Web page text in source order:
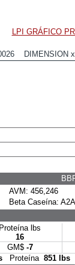
LPI GRÁFICO
DIMENSION x
AVM: 456,246
Beta Caseína:
Proteína lbs
16
GM$ -7
Proteína 851 lbs